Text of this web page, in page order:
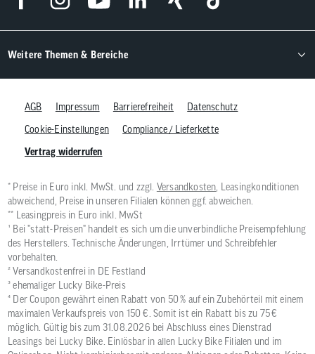
Weitere Themen & Bereiche
AGB Impressum Barrierefreiheit
Datenschutz
Cookie-Einstellungen
Compliance / Lieferkette
Vertrag widerrufen
* Preise in Euro inkl. MwSt. und zzgl. Versandkosten, Leasingkonditionen
abweichend, Preise in unseren Filialen können ggf. abweichen.
** Leasingpreis in Euro inkl. MwSt
¹ Bei "statt-Preisen" handelt es sich um die unverbindliche Preisempfehlung
des Herstellers. Technische Änderungen, Irrtümer und Schreibfehler
vorbehalten.
² Versandkostenfrei in DE Festland
³ ehemaliger Lucky Bike-Preis
⁴ Der Coupon gewährt einen Rabatt von 50 % auf ein Zubehörteil mit einem
maximalen Verkaufspreis von 150 €. Somit ist ein Rabatt bis zu 75 €
möglich. Gültig bis zum 31.08.2026 bei Abschluss eines Dienstrad
Leasings bei Lucky Bike. Einlösbar in allen Lucky Bike Filialen und im